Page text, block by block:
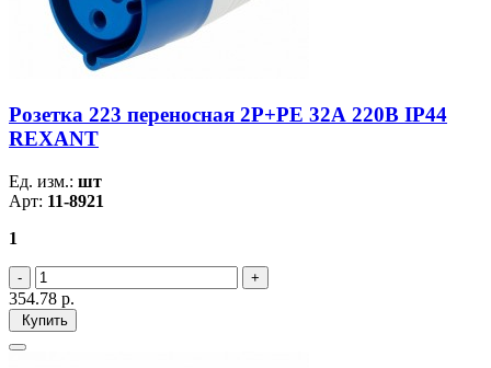
Розетка 223 переносная 2Р+РЕ 32А 220В IP44
REXANT
Ед. изм.: шт
Арт: 11-8921
1
354.78 р.
Купить